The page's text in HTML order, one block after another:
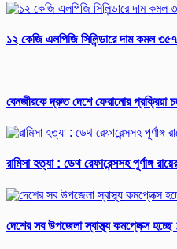
১২ কেজি এলপিজি সিলিন্ডারে দাম কমল ৩৫৭
বেনজীরকে দ্রুত দেশে ফেরানোর প্রক্রিয়া
রামিসা হত্যা : ডেথ রেফারেন্সসহ পূর্ণাঙ্গ
দেশের সব উপজেলা স্বাস্থ্য কমপ্লেক্স হচ্ছে